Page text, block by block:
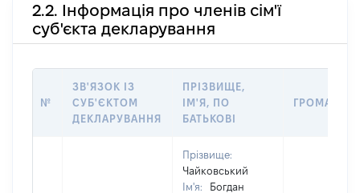
2.2. Інформація про членів сім'ї
суб'єкта декларування
№
ЗВ'ЯЗОК ІЗ
СУБ'ЄКТОМ
ДЕКЛАРУВАННЯ
ПРІЗВИЩЕ,
ІМ'Я, ПО
БАТЬКОВІ
Прізвище:
Чайковський
Ім'я:
Богдан